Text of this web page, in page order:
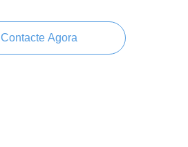
Contacte Agora